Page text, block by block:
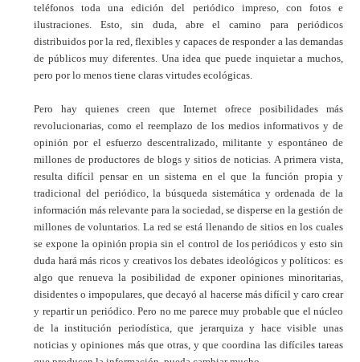
teléfonos toda una edición del periódico impreso, con fotos e
ilustraciones. Esto, sin duda, abre el camino para periódicos
distribuidos por la red, flexibles y capaces de responder a las demandas
de públicos muy diferentes. Una idea que puede inquietar a muchos,
pero por lo menos tiene claras virtudes ecológicas.
Pero hay quienes creen que Internet ofrece posibilidades más
revolucionarias, como el reemplazo de los medios informativos y de
opinión por el esfuerzo descentralizado, militante y espontáneo de
millones de productores de blogs y sitios de noticias. A primera vista,
resulta difícil pensar en un sistema en el que la función propia y
tradicional del periódico, la búsqueda sistemática y ordenada de la
información más relevante para la sociedad, se disperse en la gestión de
millones de voluntarios. La red se está llenando de sitios en los cuales
se expone la opinión propia sin el control de los periódicos y esto sin
duda hará más ricos y creativos los debates ideológicos y políticos: es
algo que renueva la posibilidad de exponer opiniones minoritarias,
disidentes o impopulares, que decayó al hacerse más difícil y caro crear
y repartir un periódico. Pero no me parece muy probable que el núcleo
de la institución periodística, que jerarquiza y hace visible unas
noticias y opiniones más que otras, y que coordina las difíciles tareas